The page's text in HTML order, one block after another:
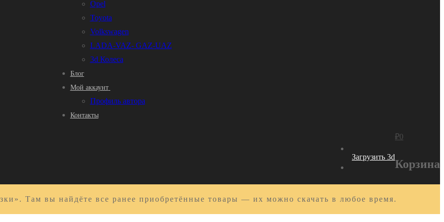
Opel
Toyota
Volkswagen
LADA-VAZ- GAZ-UAZ
3d Колеса
Блог
Мой аккаунт
Профиль автора
Контакты
Загрузить 3d
₽0
Корзина
Там вы найдёте все ранее приобретённые товары — их можно скачать в любое время.